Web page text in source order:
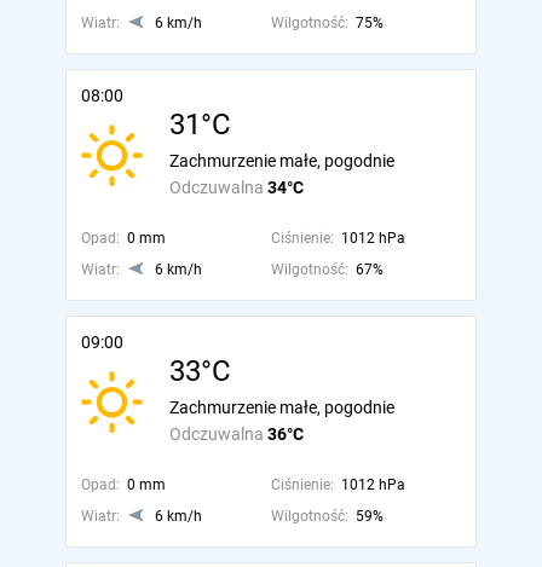
Wiatr: 6 km/h Wilgotność: 75%
08:00
31°C
Odczuwalna 34°C
Zachmurzenie małe, pogodnie
Opad: 0 mm Ciśnienie: 1012 hPa
Wiatr:
6 km/h Wilgotność: 67%
09:00
33°C
Odczuwalna 36°C
Zachmurzenie małe, pogodnie
Opad: 0 mm Ciśnienie: 1012 hPa
Wiatr:
6 km/h Wilgotność: 59%